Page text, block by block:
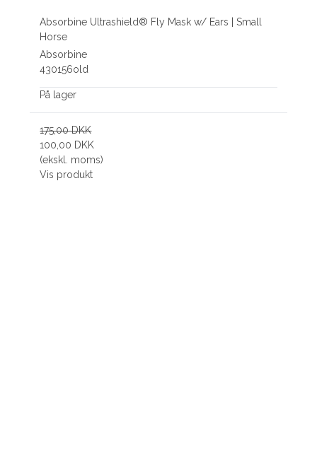
Absorbine Ultrashield® Fly Mask w/ Ears | Small
Horse
Absorbine
430156old
På lager
175,00 DKK
100,00 DKK
(ekskl. moms)
Vis produkt